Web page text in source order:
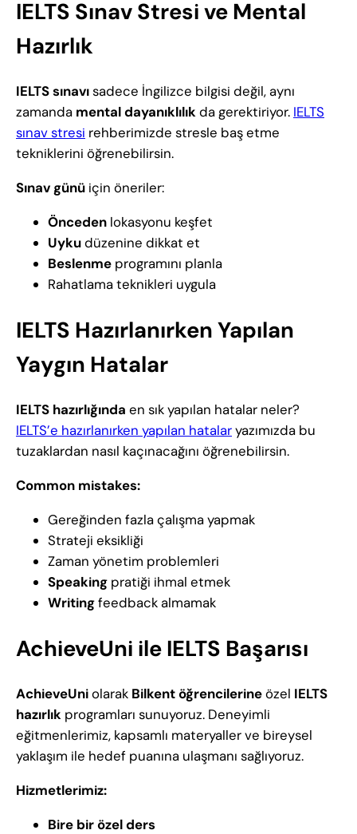
IELTS Sınav Stresi ve Mental
Hazırlık
IELTS sınavısadece İngilizce bilgisi değil, aynı
zamanda mental dayanıklılıkda gerektiriyor. IELTS
sınav stresi rehberimizde stresle baş etme
tekniklerini öğrenebilirsin.
Sınav günü için öneriler:
Önceden lokasyonu keşfet
Uykudüzenine dikkat et
Beslenme programını planla
Rahatlama teknikleri uygula
IELTS Hazırlanırken Yapılan
Yaygın Hatalar
IELTS hazırlığında en sık yapılan hatalar neler?
IELTS’e hazırlanırken yapılan hatalaryazımızda bu
tuzaklardan nasıl kaçınacağını öğrenebilirsin.
Common mistakes:
Gereğinden fazla çalışma yapmak
Strateji eksikliği
Zaman yönetim problemleri
Speaking pratiği ihmal etmek
Writingfeedback almamak
AchieveUni ile IELTS Başarısı
AchieveUniolarak Bilkent öğrencilerineözel IELTS
hazırlık programları sunuyoruz. Deneyimli
eğitmenlerimiz, kapsamlı materyaller ve bireysel
yaklaşım ile hedef puanına ulaşmanı sağlıyoruz.
Hizmetlerimiz:
Bire bir özel ders